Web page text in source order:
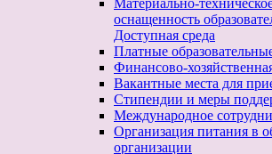
Материально-
оснащенность
Доступная среда
Платные
Финансово-
Вакантные места для
Стипендии и меры
Международное
Организация питания в
организации